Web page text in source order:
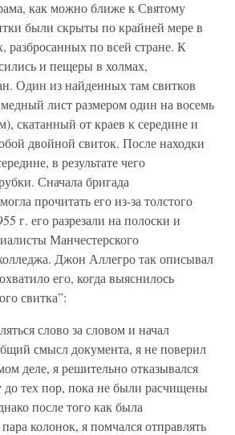
как можно ближе к Святому
были скрыты по крайней мере в
разбросанных по всей стране. К
и пещеры в холмах,
Один из найденных там свитков
лист размером один на восемь
скатанный от краев к середине и
двойной свиток. После находки
в результате чего
Сначала бригада
прочитать его из-за толстого
г. его разрезали на полоски и
Манчестерского
Джон Аллегро так описывал
его, когда выяснилось
свитка”:
слово за словом и начал
смысл документа, я не поверил
деле, я решительно отказывался
до тех пор, пока не были расчищены
после того как была
колонок, я помчался отправлять